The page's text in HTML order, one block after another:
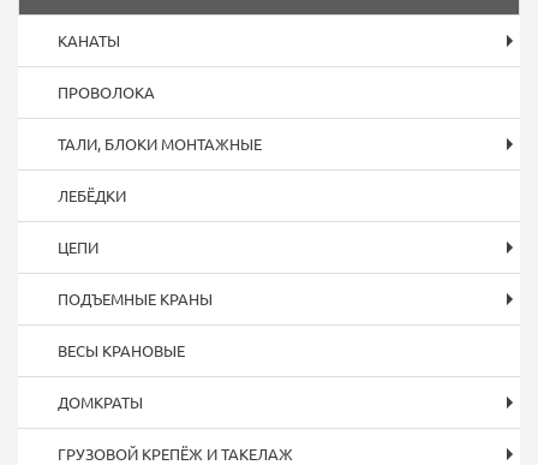
КАНАТЫ
ПРОВОЛОКА
ТАЛИ, БЛОКИ МОНТАЖНЫЕ
ЛЕБЁДКИ
ЦЕПИ
ПОДЪЕМНЫЕ КРАНЫ
ВЕСЫ КРАНОВЫЕ
ДОМКРАТЫ
ГРУЗОВОЙ КРЕПЁЖ И ТАКЕЛАЖ